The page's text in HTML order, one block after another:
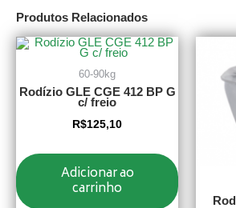
Produtos Relacionados
60-90kg
Rodízio GLE CGE 412 BP G
c/ freio
R$125,10
Adicionar ao
carrinho